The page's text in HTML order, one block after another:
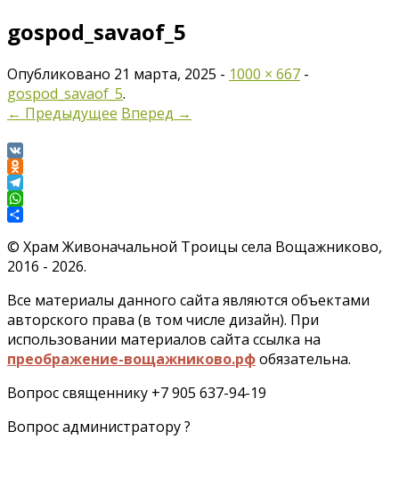
gospod_savaof_5
Опубликовано 21 марта, 2025 - 1000 × 667 -
gospod_savaof_5.
← Предыдущее Вперед →
VK
Odnoklassniki
Telegram
WhatsApp
© Храм Живоначальной Троицы села Вощажниково,
2016 - 2026.
Все материалы данного сайта являются объектами
авторского права (в том числе дизайн). При
использовании материалов сайта ссылка на
преображение-вощажниково.рфобязательна.
Вопрос священнику +7 905 637-94-19
Вопрос администратору ?